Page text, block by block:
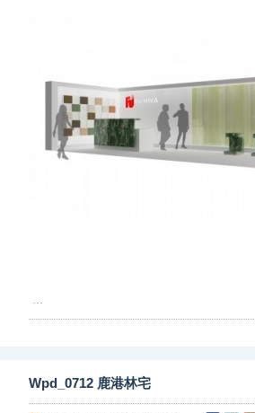
Wpd_0712 鹿港林宅